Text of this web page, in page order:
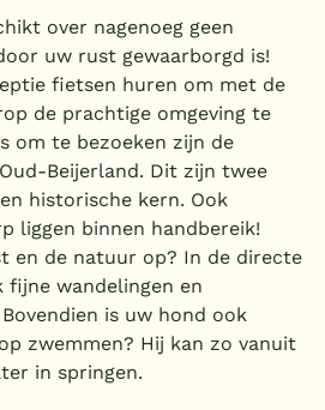
over nagenoeg geen
uw rust gewaarborgd is!
fietsen huren om met de
de prachtige omgeving te
om te bezoeken zijn de
Beijerland. Dit zijn twee
historische kern. Ook
liggen binnen handbereik!
en de natuur op? In de directe
fijne wandelingen en
is uw hond ook
zwemmen? Hij kan zo vanuit
in springen.